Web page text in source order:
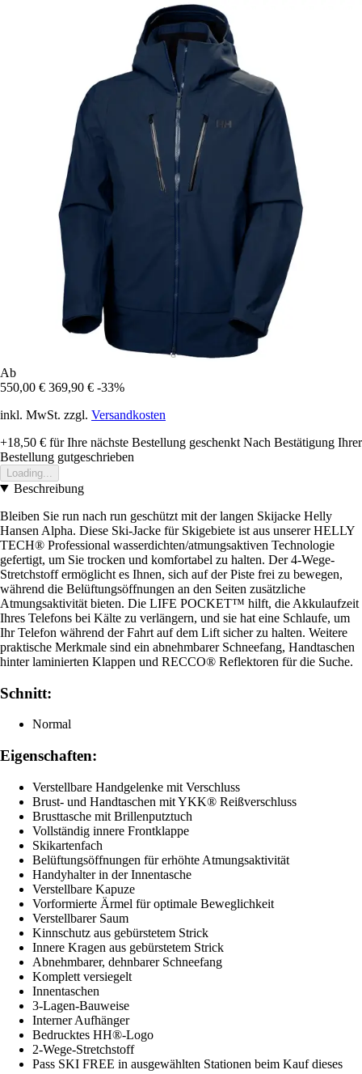
Ab
550,00 € 369,90 € -33%
inkl. MwSt. zzgl. Versandkosten
+18,50 € für Ihre nächste Bestellung geschenkt Nach Bestätigung Ihrer
Bestellung gutgeschrieben
Loading...
Beschreibung
Bleiben Sie run nach run geschützt mit der langen Skijacke Helly
Hansen Alpha. Diese Ski-Jacke für Skigebiete ist aus unserer HELLY
TECH® Professional wasserdichten/atmungsaktiven Technologie
gefertigt, um Sie trocken und komfortabel zu halten. Der 4-Wege-
Stretchstoff ermöglicht es Ihnen, sich auf der Piste frei zu bewegen,
während die Belüftungsöffnungen an den Seiten zusätzliche
Atmungsaktivität bieten. Die LIFE POCKET™ hilft, die Akkulaufzeit
Ihres Telefons bei Kälte zu verlängern, und sie hat eine Schlaufe, um
Ihr Telefon während der Fahrt auf dem Lift sicher zu halten. Weitere
praktische Merkmale sind ein abnehmbarer Schneefang, Handtaschen
hinter laminierten Klappen und RECCO® Reflektoren für die Suche.
Schnitt:
Normal
Eigenschaften:
Verstellbare Handgelenke mit Verschluss
Brust- und Handtaschen mit YKK® Reißverschluss
Brusttasche mit Brillenputztuch
Vollständig innere Frontklappe
Skikartenfach
Belüftungsöffnungen für erhöhte Atmungsaktivität
Handyhalter in der Innentasche
Verstellbare Kapuze
Vorformierte Ärmel für optimale Beweglichkeit
Verstellbarer Saum
Kinnschutz aus gebürstetem Strick
Innere Kragen aus gebürstetem Strick
Abnehmbarer, dehnbarer Schneefang
Komplett versiegelt
Innentaschen
3-Lagen-Bauweise
Interner Aufhänger
Bedrucktes HH®-Logo
2-Wege-Stretchstoff
Pass SKI FREE in ausgewählten Stationen beim Kauf dieses